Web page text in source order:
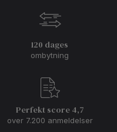
120 dages
ombytning
Perfekt score 4,7
over 7.200 anmeldelser